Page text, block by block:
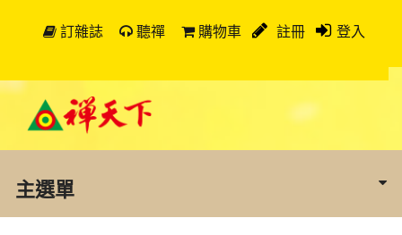
訂雜誌 聽禪 購物車 註冊 登入
主選單